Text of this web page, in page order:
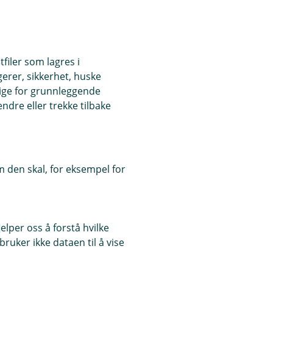
som lagres i
sikkerhet, huske
for grunnleggende
eller trekke tilbake
den skal, for eksempel for
oss å forstå hvilke
ikke dataen til å vise